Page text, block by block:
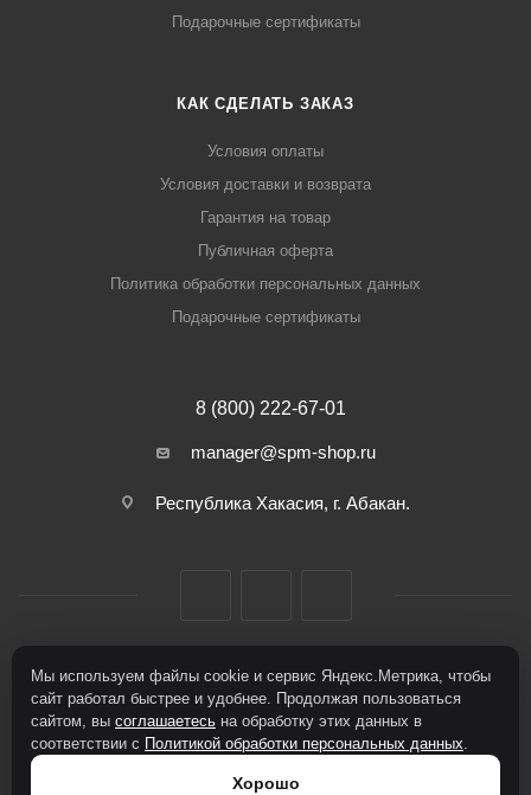
Подарочные сертификаты
КАК СДЕЛАТЬ ЗАКАЗ
Условия оплаты
Условия доставки и возврата
Гарантия на товар
Публичная оферта
Политика обработки персональных данных
Подарочные сертификаты
8 (800) 222-67-01
manager@spm-shop.ru
Республика Хакасия, г. Абакан.
2026 © Спорт+Мода
Мы используем файлы cookie и сервис Яндекс.Метрика, чтобы
сайт работал быстрее и удобнее. Продолжая пользоваться
сайтом, вы соглашаетесь на обработку этих данных в
соответствии с Политикой обработки персональных данных.
Хорошо